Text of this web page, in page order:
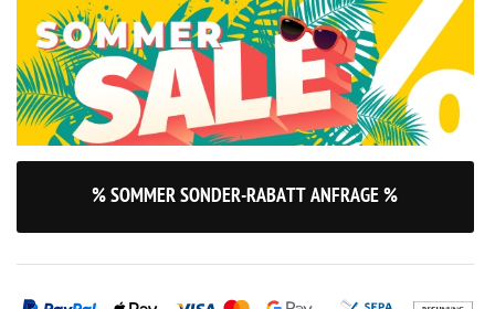
% SOMMER SONDER-RABATT ANFRAGE %